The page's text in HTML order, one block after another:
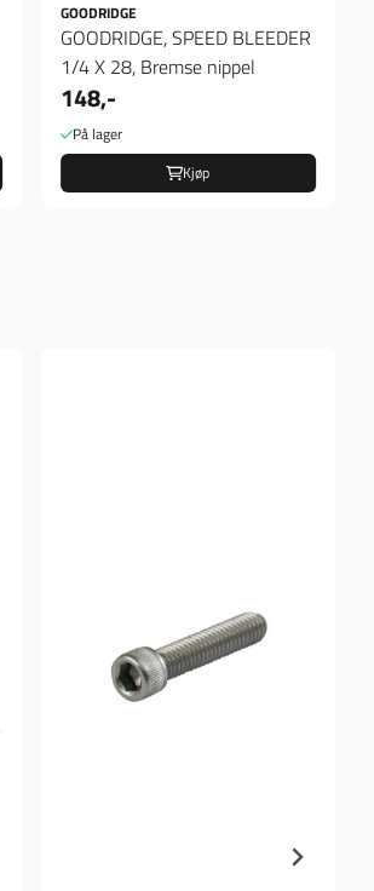
GOODRIDGE
GOODRIDGE, SPEED BLEEDER
1/4 X 28, Bremse nippel
148,-
På lager
Kjøp